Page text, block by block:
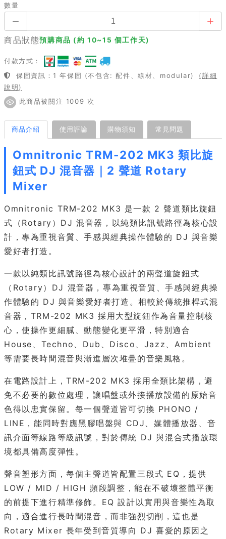
數量
商品狀態預購商品 (約 10~15 個工作天)
付款方式：
保固資訊：1 年保固 (不包含: 配件、線材、modular)
(詳細
說明)
此商品被關注 1009 次
商品介紹 使用評論 購物須知 常見問題
Omnitronic TRM-202 MK3 類比旋
鈕式 DJ 混音器｜2 聲道 Rotary
Mixer
Omnitronic TRM-202 MK3 是一款 2 聲道類比旋鈕
式（Rotary）DJ 混音器，以純類比訊號路徑為核心設
計，專為重視音質、手感與經典操作體驗的 DJ 與音樂
愛好者打造。
一款以純類比訊號路徑為核心設計的兩聲道旋鈕式
（Rotary）DJ 混音器，專為重視音質、手感與經典操
作體驗的 DJ 與音樂愛好者打造。相較於傳統推桿式混
音器，TRM-202 MK3 採用大型旋鈕作為音量控制核
心，使操作更細膩、動態變化更平滑，特別適合
House、Techno、Dub、Disco、Jazz、Ambient
等需要長時間混音與漸進層次堆疊的音樂風格。
在電路設計上，TRM-202 MK3 採用全類比架構，避
免不必要的數位處理，讓唱盤或外接播放設備的原始音
色得以忠實保留。每一個聲道皆可切換 PHONO /
LINE，能同時對應黑膠唱盤與 CDJ、媒體播放器、音
訊介面等線路等級訊號，對於傳統 DJ 與混合式播放環
境都具備高度彈性。
聲音塑形方面，每個主聲道皆配置三段式 EQ，提供
LOW / MID / HIGH 頻段調整，能在不破壞整體平衡
的前提下進行精準修飾。EQ 設計以實用與音樂性為取
向，適合進行長時間混音，而非強烈切削，這也是
Rotary Mixer 長年受到音質導向 DJ 喜愛的原因之